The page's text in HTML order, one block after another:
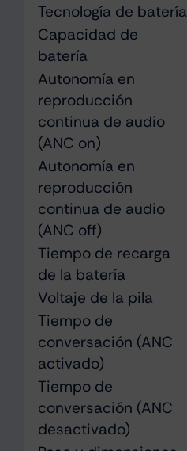
Tecnología de batería
Capacidad de
batería
Autonomía en
reproducción
continua de audio
(ANC on)
Autonomía en
reproducción
continua de audio
(ANC off)
Tiempo de recarga
de la batería
Voltaje de la pila
Tiempo de
conversación (ANC
activado)
Tiempo de
conversación (ANC
desactivado)